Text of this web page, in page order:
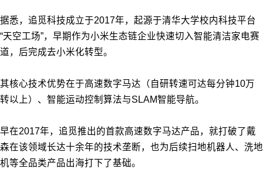
据悉，追觅科技成立于2017年，起源于清华大学校内科技平台
“天空工场”，早期作为小米生态链企业快速切入智能清洁家电赛
道，后完成去小米化转型。
其核心技术优势在于高速数字马达（自研转速可达每分钟10万
转以上）、智能运动控制算法与SLAM智能导航。
早在2017年，追觅推出的首款高速数字马达产品，就打破了戴
森在该领域长达十余年的技术垄断，也为后续扫地机器人、洗地
机等全品类产品出海打下了基础。